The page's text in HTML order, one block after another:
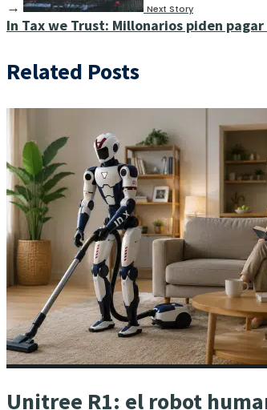
→ Next Story
In Tax we Trust: Millonarios piden
Related Posts
Unitree R1: el robot